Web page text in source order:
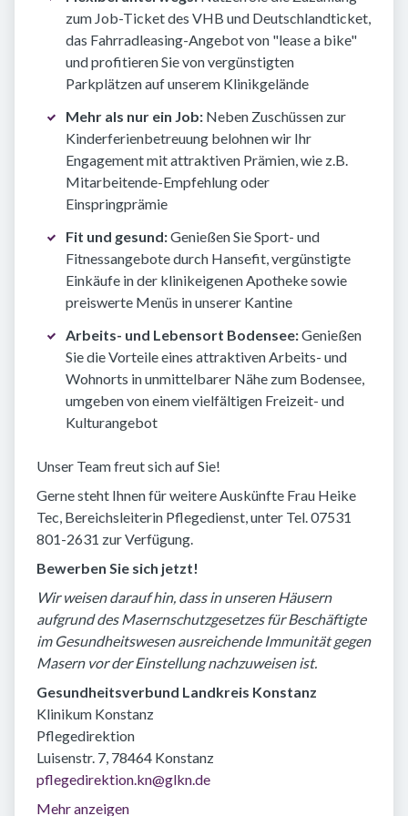
zum Job-Ticket des VHB und Deutschlandticket,
das Fahrradleasing-Angebot von "lease a bike"
und profitieren Sie von vergünstigten
Parkplätzen auf unserem Klinikgelände
Mehr als nur ein Job: Neben Zuschüssen zur
Kinderferienbetreuung belohnen wir Ihr
Engagement mit attraktiven Prämien, wie z.B.
Mitarbeitende-Empfehlung oder
Einspringprämie
Fit und gesund:Genießen Sie Sport- und
Fitnessangebote durch Hansefit, vergünstigte
Einkäufe in der klinikeigenen Apotheke sowie
preiswerte Menüs in unserer Kantine
Arbeits- und Lebensort Bodensee:Genießen
Sie die Vorteile eines attraktiven Arbeits- und
Wohnorts in unmittelbarer Nähe zum Bodensee,
umgeben von einem vielfältigen Freizeit- und
Kulturangebot
Unser Team freut sich auf Sie!
Gerne steht Ihnen für weitere Auskünfte Frau Heike
Tec, Bereichsleiterin Pflegedienst, unter Tel. 07531
801-2631 zur Verfügung.
Bewerben Sie sich jetzt!
Wir weisen darauf hin, dass in unseren Häusern
aufgrund des Masernschutzgesetzes für Beschäftigte
im Gesundheitswesen ausreichende Immunität gegen
Masern vor der Einstellung nachzuweisen ist.
Gesundheitsverbund Landkreis Konstanz
Klinikum Konstanz
Pflegedirektion
Luisenstr. 7, 78464 Konstanz
pflegedirektion.kn@glkn.de
Mehr anzeigen